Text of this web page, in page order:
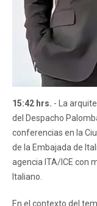
15:42 hrs. - La
del Despacho
conferencias en la
de la Embajada de
agencia ITA/ICE con
Italiano.
En el contexto del